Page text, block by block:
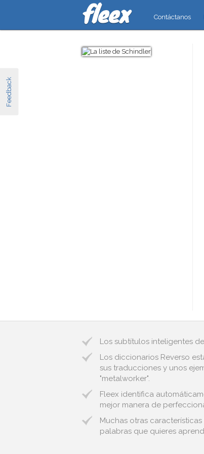
Feedback
Contáctanos
Los subtítulos inteligentes
Los diccionarios Reverso
sus traducciones y unos
"metalworker".
Fleex identifica
mejor manera de
Muchas otras
palabras que quieres